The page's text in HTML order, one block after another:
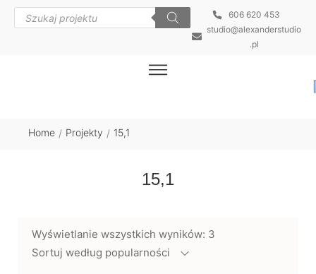
606 620 453
studio@alexanderstudio
.pl
Home / Projekty / 15,1
15,1
Wyświetlanie wszystkich wyników: 3
Sortuj według popularności